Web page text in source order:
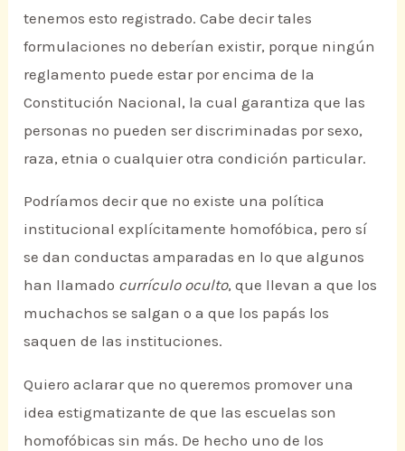
tenemos esto registrado. Cabe decir tales
formulaciones no deberían existir, porque ningún
reglamento puede estar por encima de la
Constitución Nacional, la cual garantiza que las
personas no pueden ser discriminadas por sexo,
raza, etnia o cualquier otra condición particular.
Podríamos decir que no existe una política
institucional explícitamente homofóbica, pero sí
se dan conductas amparadas en lo que algunos
han llamado currículo oculto, que llevan a que los
muchachos se salgan o a que los papás los
saquen de las instituciones.
Quiero aclarar que no queremos promover una
idea estigmatizante de que las escuelas son
homofóbicas sin más. De hecho uno de los